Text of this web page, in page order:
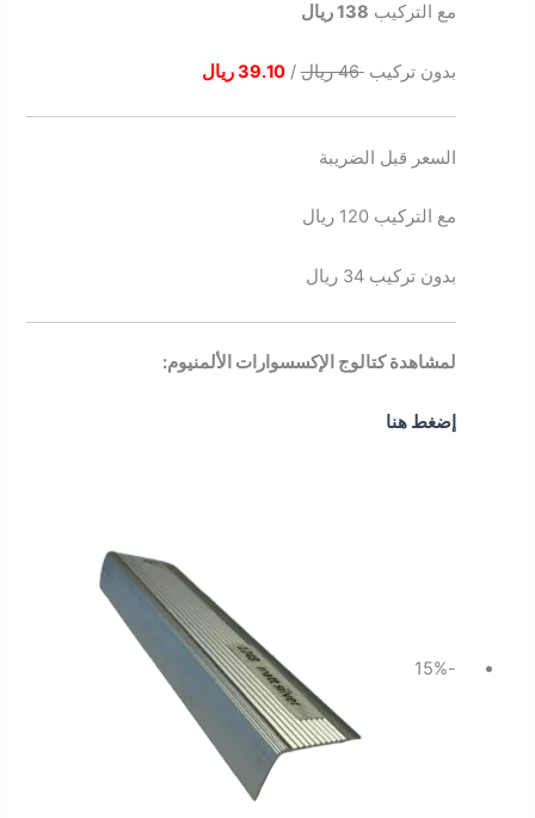
مع التركيب 138 ريال
بدون تركيب46 ريال /39.10 ريال
السعر قبل الضريبة
مع التركيب 120 ريال
بدون تركيب 34 ريال
لمشاهدة كتالوج الإكسسوارات الألمنيوم:
إضغط هنا
-15%